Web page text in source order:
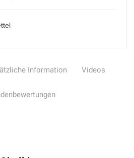
Information Videos